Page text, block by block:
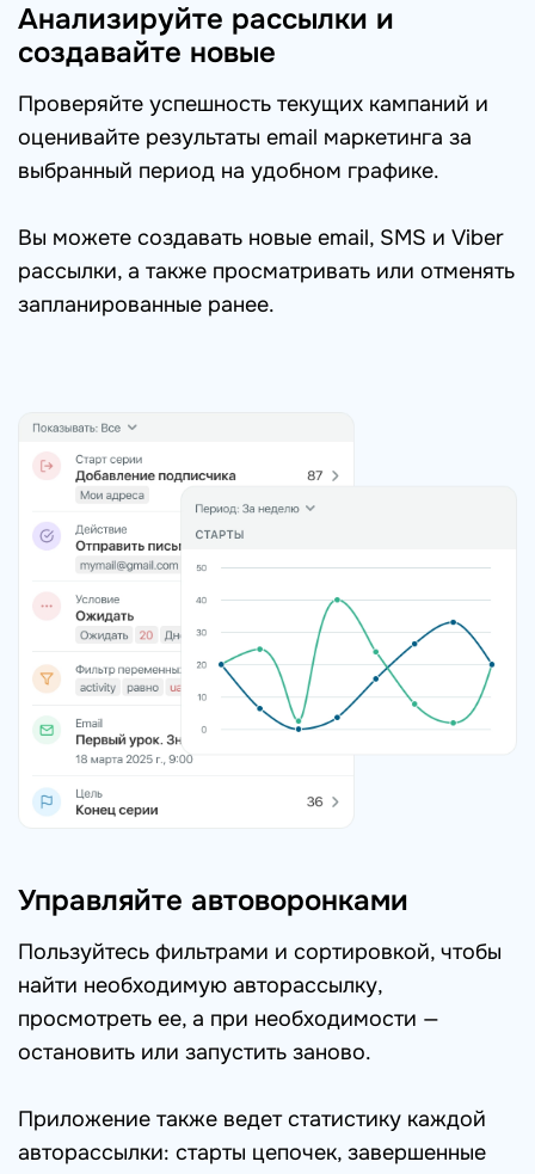
Анализируйте рассылки и
создавайте новые
Проверяйте успешность текущих кампаний и
оценивайте результаты email маркетинга за
выбранный период на удобном графике.
Вы можете создавать новые email, SMS и Viber
рассылки, а также просматривать или отменять
запланированные ранее.
Управляйте автоворонками
Пользуйтесь фильтрами и сортировкой, чтобы
найти необходимую авторассылку,
просмотреть ее, а при необходимости —
остановить или запустить заново.
Приложение также ведет статистику каждой
авторассылки: старты цепочек, завершенные